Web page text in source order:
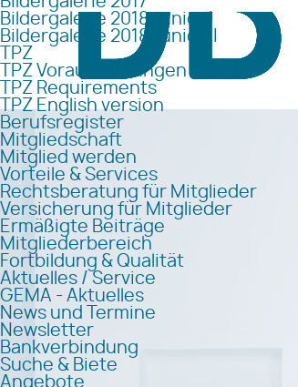
Bildergalerie 2018 Junior I
Bildergalerie 2018 Junior II
TPZ
TPZ Voraussetzungen
TPZ Requirements
TPZ English version
Berufsregister
Mitgliedschaft
Mitglied werden
Vorteile & Services
Rechtsberatung für Mitglieder
Versicherung für Mitglieder
Ermäßigte Beiträge
Mitgliederbereich
Fortbildung & Qualität
Aktuelles / Service
GEMA - Aktuelles
News und Termine
Newsletter
Bankverbindung
Suche & Biete
Angebote